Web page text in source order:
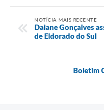
NOTÍCIA MAIS RECENTE
Daiane Gonçalves
de Eldorado do Sul
Boletim